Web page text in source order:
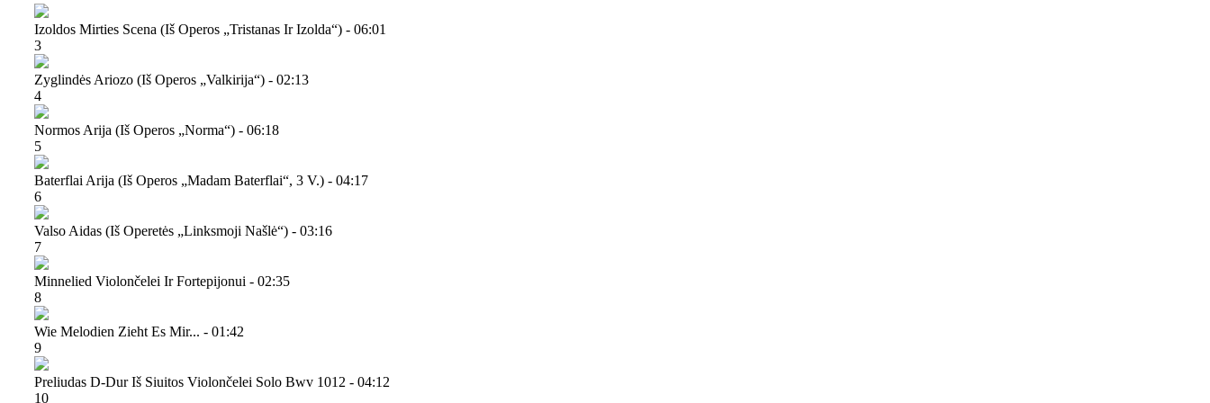
Izoldos Mirties Scena (iš Operos „tristanas Ir Izolda“) - 06:01
3
Zyglindės Ariozo (iš Operos „valkirija“) - 02:13
4
Normos Arija (iš Operos „norma“) - 06:18
5
Baterflai Arija (iš Operos „madam Baterflai“, 3 V.) - 04:17
6
Valso Aidas (iš Operetės „linksmoji Našlė“) - 03:16
7
Minnelied Violončelei Ir Fortepijonui - 02:35
8
Wie Melodien Zieht Es Mir... - 01:42
9
Preliudas D-Dur Iš Siuitos Violončelei Solo Bwv 1012 - 04:12
10